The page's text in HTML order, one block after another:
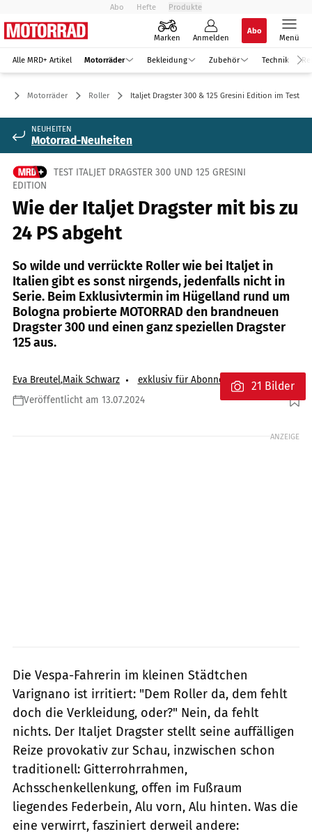
Abo Hefte Produkte
Marken Anmelden
Abo
Menü
Alle MRD+ Artikel Motorräder Bekleidung Zubehör Technik
Motorräder Roller Italjet Dragster 300 & 125 Gresini Edition im Test
NEUHEITEN
Motorrad-Neuheiten
TEST ITALJET DRAGSTER 300 UND 125 GRESINI
EDITION
Wie der Italjet Dragster mit bis zu
24 PS abgeht
So wilde und verrückte Roller wie bei Italjet in
Italien gibt es sonst nirgends, jedenfalls nicht in
Serie. Beim Exklusivtermin im Hügelland rund um
Bologna probierte MOTORRAD den brandneuen
Dragster 300 und einen ganz speziellen Dragster
125 aus.
Eva Breutel,Maik Schwarz
exklusiv für Abonnenten
Veröffentlicht am 13.07.2024
Foto: Italjet
21 Bilder
ANZEIGE
Die Vespa-Fahrerin im kleinen Städtchen
Varignano ist irritiert: "Dem Roller da, dem fehlt
doch die Verkleidung, oder?" Nein, da fehlt
nichts. Der Italjet Dragster stellt seine auffälligen
Reize provokativ zur Schau, inzwischen schon
traditionell: Gitterrohrrahmen,
Achsschenkellenkung, offen im Fußraum
liegendes Federbein, Alu vorn, Alu hinten. Was die
eine verwirrt, fasziniert derweil andere: